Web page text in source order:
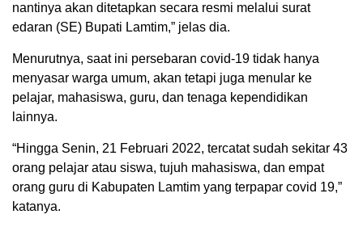
nantinya akan ditetapkan secara resmi melalui surat
edaran (SE) Bupati Lamtim,” jelas dia.
Menurutnya, saat ini persebaran covid-19 tidak hanya
menyasar warga umum, akan tetapi juga menular ke
pelajar, mahasiswa, guru, dan tenaga kependidikan
lainnya.
“Hingga Senin, 21 Februari 2022, tercatat sudah sekitar 43
orang pelajar atau siswa, tujuh mahasiswa, dan empat
orang guru di Kabupaten Lamtim yang terpapar covid 19,”
katanya.